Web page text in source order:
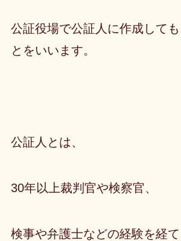
公証役場で公証人に作成して
とをいいます。
公証人とは、
30年以上裁判官や検察官、
検事や弁護士などの経験を経て